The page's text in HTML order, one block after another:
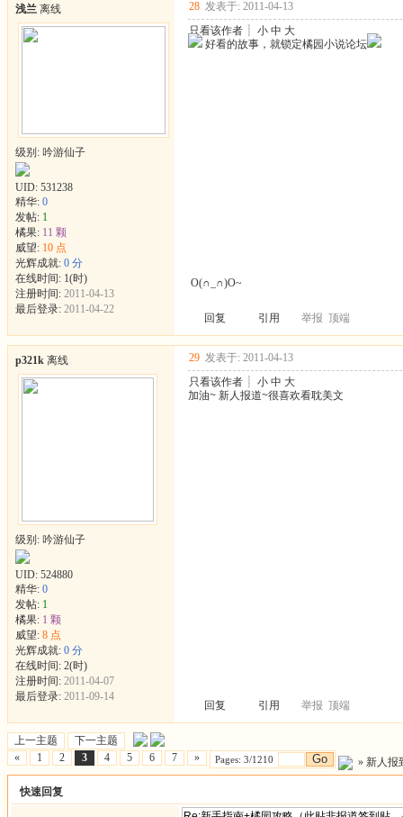
浅兰 离线
级别: 吟游仙子
UID: 531238
精华: 0
发帖: 1
橘果: 11 颗
威望: 10 点
光辉成就: 0 分
在线时间: 1(时)
注册时间: 2011-04-13
最后登录: 2011-04-22
28 发表于: 2011-04-13
只看该作者 ┊ 小 中 大
好看的故事，就锁定橘园小说论坛
O(∩_∩)O~
回复 引用 举报 顶端
p321k 离线
级别: 吟游仙子
UID: 524880
精华: 0
发帖: 1
橘果: 1 颗
威望: 8 点
光辉成就: 0 分
在线时间: 2(时)
注册时间: 2011-04-07
最后登录: 2011-09-14
29 发表于: 2011-04-13
只看该作者 ┊ 小 中 大
加油~ 新人报道~很喜欢看耽美文
回复 引用 举报 顶端
上一主题
下一主题
«
1 2 3 4 5 6 7 » Pages: 3/1210 Go » 新人报
快速回复